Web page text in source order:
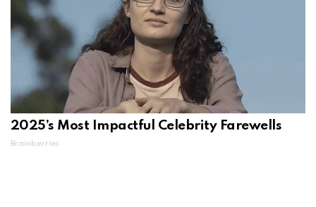
2025’s Most Impactful Celebrity Farewells
Brainberries